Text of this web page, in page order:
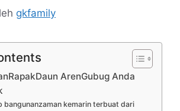
gkfamily
ArenGubug Anda
bangunanzaman kemarin terbuat dari